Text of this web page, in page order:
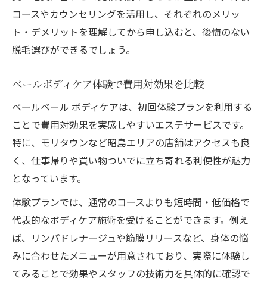
コースやカウンセリングを活用し、それぞれのメリッ
ト・デメリットを理解してから申し込むと、後悔のない
脱毛選びができるでしょう。
ベールボディケア体験で費用対効果を比較
ベールベール ボディケアは、初回体験プランを利用する
ことで費用対効果を実感しやすいエステサービスです。
特に、モリタウンなど昭島エリアの店舗はアクセスも良
く、仕事帰りや買い物ついでに立ち寄れる利便性が魅力
となっています。
体験プランでは、通常のコースよりも短時間・低価格で
代表的なボディケア施術を受けることができます。例え
ば、リンパドレナージュや筋膜リリースなど、身体の悩
みに合わせたメニューが用意されており、実際に体験し
てみることで効果やスタッフの技術力を具体的に確認で